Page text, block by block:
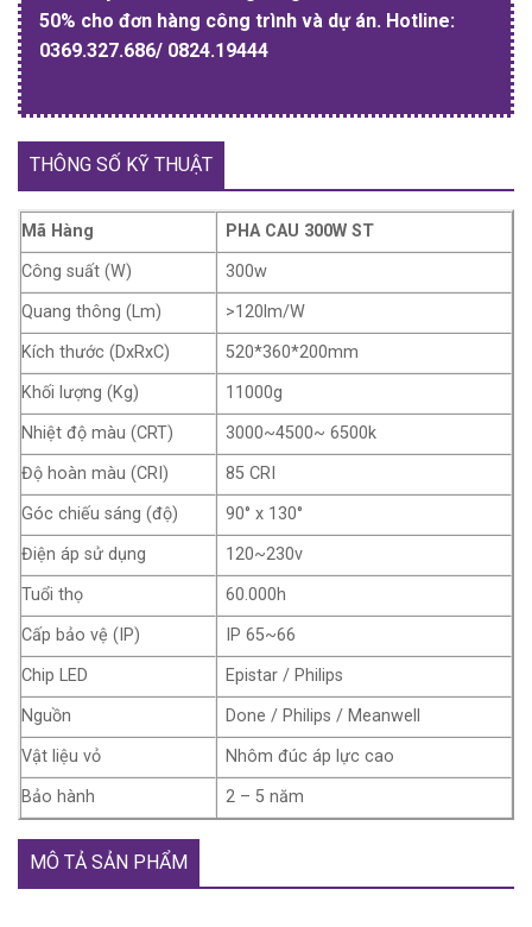
50% cho đơn hàng công trình và dự án. Hotline:
0369.327.686/ 0824.19444
THÔNG SỐ KỸ THUẬT
Mã Hàng
PHA CAU 300W ST
Công suất (W)
300w
Quang thông (Lm)
>120lm/W
Kích thước (DxRxC)
520*360*200mm
Khối lượng (Kg)
11000g
Nhiệt độ màu (CRT)
3000~4500~ 6500k
Độ hoàn màu (CRI)
85 CRI
Góc chiếu sáng (độ)
90° x 130°
Điện áp sử dụng
120~230v
Tuổi thọ
60.000h
Cấp bảo vệ (IP)
IP 65~66
Chip LED
Epistar / Philips
Nguồn
Done / Philips / Meanwell
Vật liệu vỏ
Nhôm đúc áp lực cao
Bảo hành
2 – 5 năm
MÔ TẢ SẢN PHẨM